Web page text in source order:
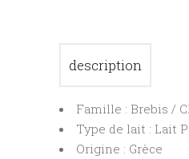
description
Famille : Brebis /
Type de lait : Lait
Origine : Grèce